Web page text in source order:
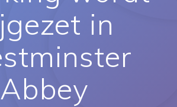
in
Abbey